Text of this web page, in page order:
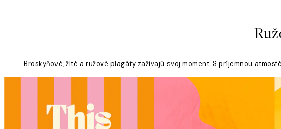
Broskyňové, žlté a ružové plagáty zažívajú svoj moment. S príjemnou